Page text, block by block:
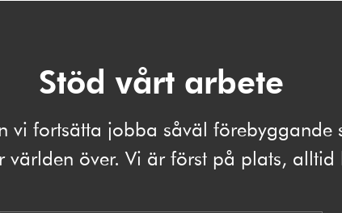
Stöd vårt arbete
vi fortsätta jobba såväl förebyggande
världen över. Vi är först på plats, alltid